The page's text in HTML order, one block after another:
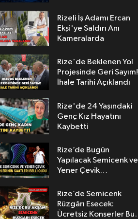
Rizeli İş Adamı Ercan
Ekşi'ye Saldırı Anı
Kameralarda
Rize'de Beklenen Yol
Projesinde Geri Sayım!
İhale Tarihi Açıklandı
Rize'de 24 Yaşındaki
Genç Kız Hayatını
Kaybetti
Rize’de Bugün
Yapılacak Semicenk ve
Yener Çevik
Belli Oldu
Rize’de Semicenk
Rüzgârı Esecek:
Ücretsiz Konserler Bu